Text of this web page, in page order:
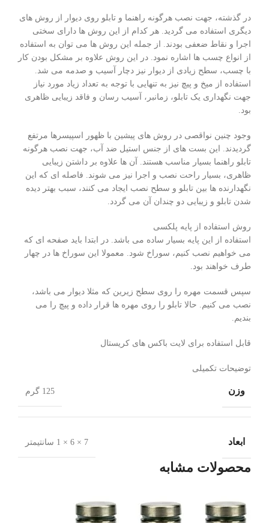
در گذشته، جهت نصب هرگونه راهنما و تابلو روی دیوار از روش های
دیگری استفاده می گردید. هر کدام از این روش ها دارای سختی
اجرا و نقاط ضعفی بودند. از جمله این روش ها می توان به استفاده
از انواع چسب ها اشاره نمود. در این روش علاوه بر مشکل بودن کار
با چسب، سطح زیادی از دیوار نیز دچار آسیب و صدمه می شد.
استفاده از میخ و پیچ نیز به تنهایی با توجه به تعداد زیاد مورد نیاز
جهت نگهداری یک تابلو، زمانبر، آسیب رسان و فاقد زیبایی ظاهری
بود.
وجود چنین نواقصی در روش های پیشین با ظهور اسپیسرها مرتفع
گردیدند. این بست های از جنس استیل ضد آب، جهت نصب هرگونه
تابلو راهنما بسیار مناسب هستند. آن ها علاوه بر داشتن زیبایی
ظاهری، بسیار راحت نصب و اجرا نیز می شوند. فاصله ای که این
نگهدارنده ها بین تابلو و سطح نصب ایجاد می کنند، سبب بهتر دیده
شدن تابلو و زیبایی دو چندان آن می گردد.
روش استفاده از پایه پلکسی
استفاده از این پایه بسیار ساده می باشد. در ابتدا باید صفحه ای که
می خواهیم نصب کنیم، سوراخ شود. معمولا این سوراخ ها در چهار
طرف خواهند بود.
سپس قسمت مهره را روی سطح زیرین که مثلا دیوار می باشد،
نصب می کنیم. حالا تابلو را روی مهره ها قرار داده و پیچ را می
بندیم.
قابل استفاده برای لایت باکس های کریستال
توضیحات تکمیلی
وزن 125 گرم
ابعاد 7 × 6 × 1 سانتیمتر
محصولات مشابه